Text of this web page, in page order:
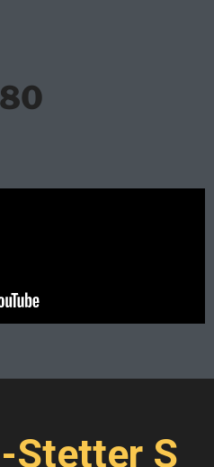
Stetter S